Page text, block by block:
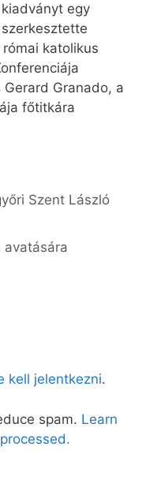
egy
katolikus
Granado, a
főtitkára
Szent László
avatására
kell jelentkezni.
spam. Learn